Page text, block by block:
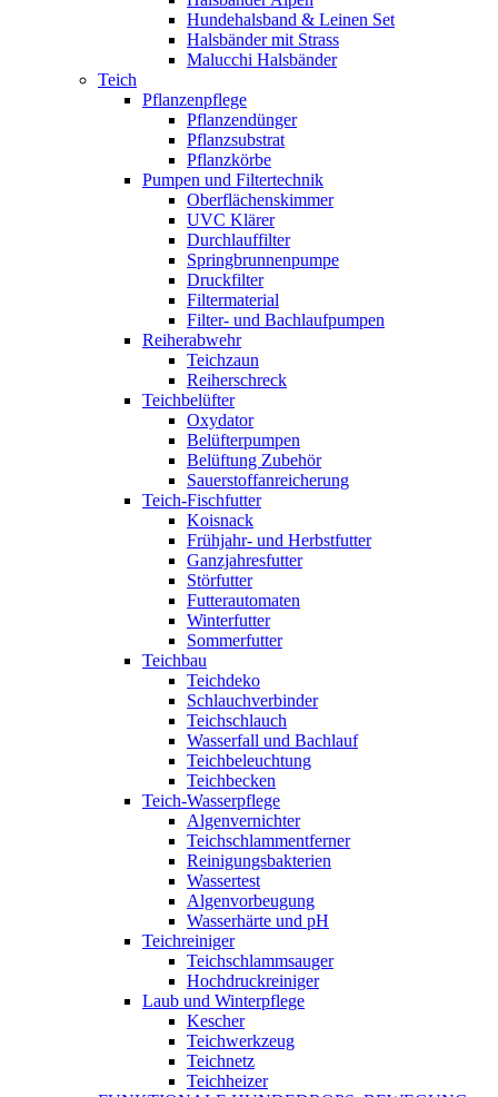
Hundehalsband & Leinen Set
Halsbänder mit Strass
Malucchi Halsbänder
Teich
Pflanzenpflege
Pflanzendünger
Pflanzsubstrat
Pflanzkörbe
Pumpen und Filtertechnik
Oberflächenskimmer
UVC Klärer
Durchlauffilter
Springbrunnenpumpe
Druckfilter
Filtermaterial
Filter- und Bachlaufpumpen
Reiherabwehr
Teichzaun
Reiherschreck
Teichbelüfter
Oxydator
Belüfterpumpen
Belüftung Zubehör
Sauerstoffanreicherung
Teich-Fischfutter
Koisnack
Frühjahr- und Herbstfutter
Ganzjahresfutter
Störfutter
Futterautomaten
Winterfutter
Sommerfutter
Teichbau
Teichdeko
Schlauchverbinder
Teichschlauch
Wasserfall und Bachlauf
Teichbeleuchtung
Teichbecken
Teich-Wasserpflege
Algenvernichter
Teichschlammentferner
Reinigungsbakterien
Wassertest
Algenvorbeugung
Wasserhärte und pH
Teichreiniger
Teichschlammsauger
Hochdruckreiniger
Laub und Winterpflege
Kescher
Teichwerkzeug
Teichnetz
Teichheizer